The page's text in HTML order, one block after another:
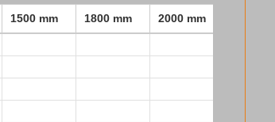
1500 mm 1800 mm 2000 mm